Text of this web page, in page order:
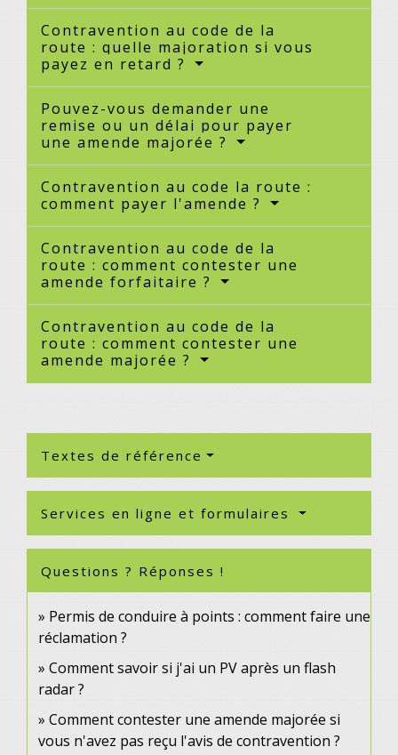
Contravention au code de la
route : quelle majoration si vous
payez en retard ?
Pouvez-vous demander une
remise ou un délai pour payer
une amende majorée ?
Contravention au code la route :
comment payer l'amende ?
Contravention au code de la
route : comment contester une
amende forfaitaire ?
Contravention au code de la
route : comment contester une
amende majorée ?
Textes de référence
Services en ligne et formulaires
Questions ? Réponses !
Permis de conduire à points : comment faire une
réclamation ?
Comment savoir si j'ai un PV après un flash
radar ?
Comment contester une amende majorée si
vous n'avez pas reçu l'avis de contravention ?